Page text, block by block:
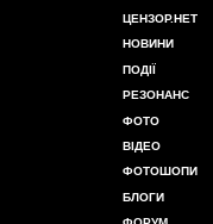
ЦЕНЗОР.НЕТ
НОВИНИ
ПОДІЇ
РЕЗОНАНС
ФОТО
ВІДЕО
ФОТОШОПИ
БЛОГИ